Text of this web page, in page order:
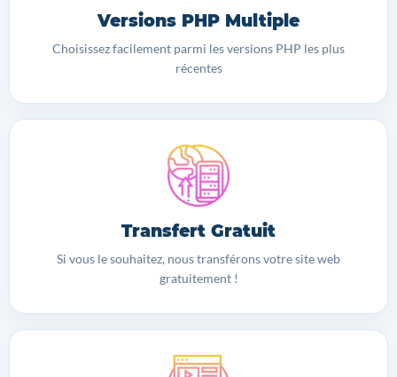
Versions PHP Multiple
Choisissez facilement parmi les versions PHP les plus
récentes
Transfert Gratuit
Si vous le souhaitez, nous transférons votre site web
gratuitement !